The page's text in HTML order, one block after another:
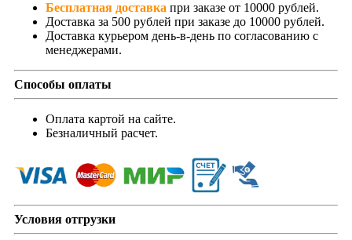
Бесплатная доставка при заказе от 10000 рублей.
Доставка за 500 рублей при заказе до 10000 рублей.
Доставка курьером день-в-день по согласованию с
менеджерами.
Способы оплаты
Оплата картой на сайте.
Безналичный расчет.
Условия отгрузки